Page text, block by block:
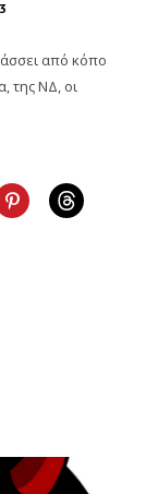
3
από κόπο
της ΝΔ, οι